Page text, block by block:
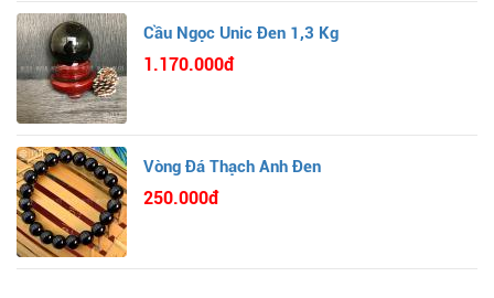
Cầu Ngọc Unic Đen 1,3 Kg
1.170.000đ
Vòng Đá Thạch Anh Đen
250.000đ